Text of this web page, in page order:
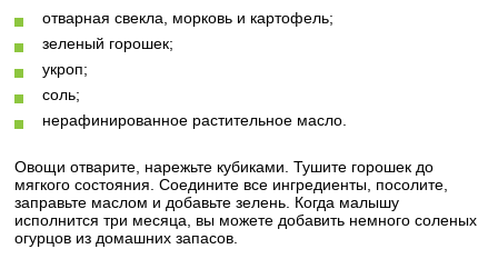
отварная свекла, морковь и картофель;
зеленый горошек;
укроп;
соль;
нерафинированное растительное масло.
Овощи отварите, нарежьте кубиками. Тушите горошек до
мягкого состояния. Соедините все ингредиенты, посолите,
заправьте маслом и добавьте зелень. Когда малышу
исполнится три месяца, вы можете добавить немного соленых
огурцов из домашних запасов.